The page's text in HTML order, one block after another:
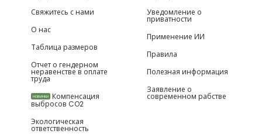
Свяжитесь с нами
О нас
Таблица размеров
Отчет о гендерном
неравенстве в оплате
труда
НОВИНКИ Компенсация
выбросов CO2
Экологическая
ответственность
Уведомление о
приватности
Применение ИИ
Правила
Полезная информация
Заявление о
современном рабстве